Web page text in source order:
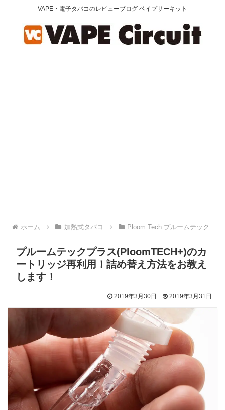
VAPE・電子タバコのレビューブログ ベイプサーキット
ホーム 加熱式タバコ Ploom Tech プルームテック
プルームテックプラス(PloomTECH+)のカ
ートリッジ再利用！詰め替え方法をお教え
します！
2019年3月30日 2019年3月31日